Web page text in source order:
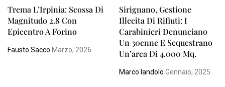
Trema L’Irpinia: Scossa Di
Magnitudo 2.8 Con
Epicentro A Forino
Fausto Sacco Marzo, 2026
Sirignano, Gestione
Illecita Di Rifiuti: I
Carabinieri Denunciano
Un 30enne E Sequestrano
Un’area Di 4.000 Mq.
Marco Iandolo Gennaio, 2025